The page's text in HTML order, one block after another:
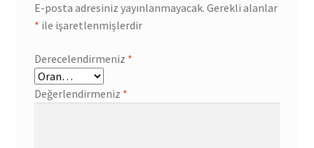
E-posta adresiniz yayınlanmayacak. Gerekli alanlar
* ile işaretlenmişlerdir
Derecelendirmeniz *
Değerlendirmeniz *